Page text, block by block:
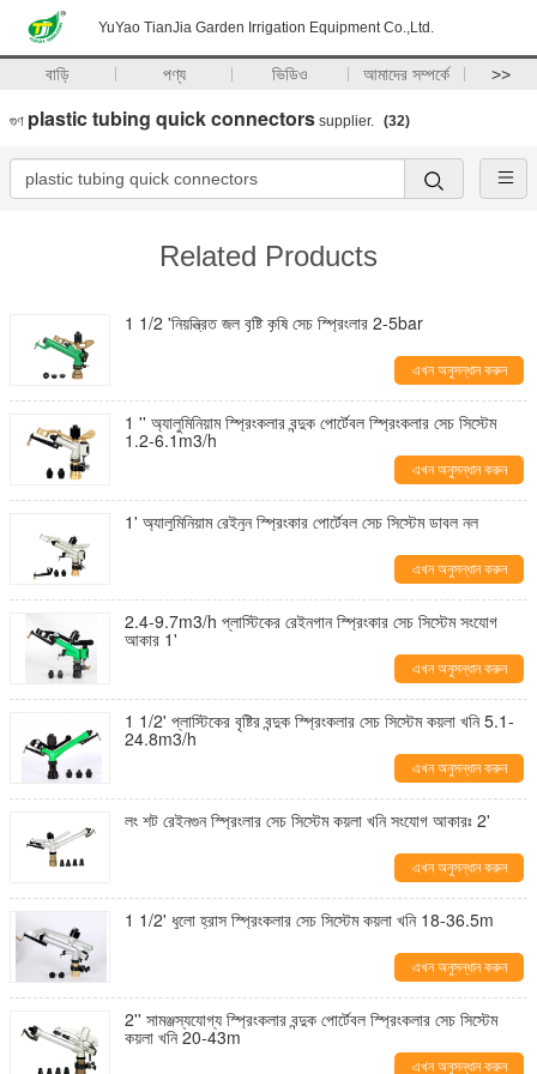
YuYao TianJia Garden Irrigation Equipment Co.,Ltd.
বাড়ি পণ্য ভিডিও আমাদের সম্পর্কে >>
গুণ plastic tubing quick connectors supplier. (32)
Related Products
1 1/2 'নিয়ন্ত্রিত জল বৃষ্টি কৃষি সেচ স্প্রিংলার 2-5bar
এখন অনুসন্ধান করুন
1 '' অ্যালুমিনিয়াম স্প্রিংকলার বন্দুক পোর্টেবল স্প্রিংকলার সেচ সিস্টেম
1.2-6.1m3/h
এখন অনুসন্ধান করুন
1' অ্যালুমিনিয়াম রেইনুন স্প্রিংকার পোর্টেবল সেচ সিস্টেম ডাবল নল
এখন অনুসন্ধান করুন
2.4-9.7m3/h প্লাস্টিকের রেইনগান স্প্রিংকার সেচ সিস্টেম সংযোগ
আকার 1'
এখন অনুসন্ধান করুন
1 1/2' প্লাস্টিকের বৃষ্টির বন্দুক স্প্রিংকলার সেচ সিস্টেম কয়লা খনি 5.1-
24.8m3/h
এখন অনুসন্ধান করুন
লং শট রেইনগুন স্প্রিংলার সেচ সিস্টেম কয়লা খনি সংযোগ আকারঃ 2'
এখন অনুসন্ধান করুন
1 1/2' ধুলো হ্রাস স্প্রিংকলার সেচ সিস্টেম কয়লা খনি 18-36.5m
এখন অনুসন্ধান করুন
2'' সামঞ্জস্যযোগ্য স্প্রিংকলার বন্দুক পোর্টেবল স্প্রিংকলার সেচ সিস্টেম
কয়লা খনি 20-43m
এখন অনুসন্ধান করুন